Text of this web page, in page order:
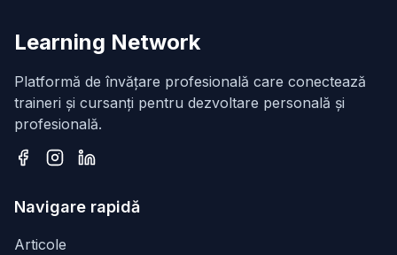
Learning Network
Platformă de învățare profesională care conectează
traineri și cursanți pentru dezvoltare personală și
profesională.
Navigare rapidă
Articole